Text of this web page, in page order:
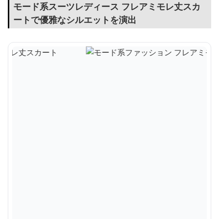
モード系スーツレディース フレアミモレ丈スカ
ートで優雅なシルエットを演出